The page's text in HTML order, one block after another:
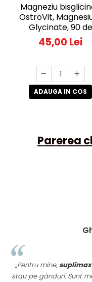
Magneziu
OstroVit,
Glycinate, 90 de
capsule
45,00 Lei
ADAUGA IN COS
Parerea
„Pentru mine,
stau pe gânduri. Sunt